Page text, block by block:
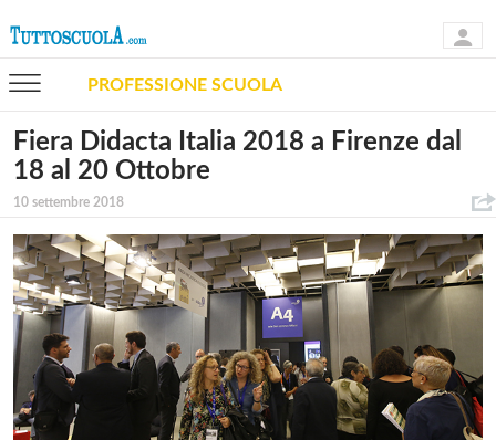
PROFESSIONE SCUOLA
Fiera Didacta Italia 2018 a Firenze dal
18 al 20 Ottobre
10 settembre 2018